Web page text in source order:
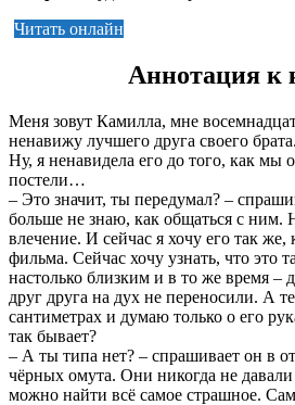
Читать онлайн
Аннотация к
Меня зовут Камилла, мне
ненавижу лучшего друга своего брата.
Ну, я ненавидела его до того, как мы
постели…
– Это значит, ты передумал? –
больше не знаю, как общаться с ним.
влечение. И сейчас я хочу его так же,
фильма. Сейчас хочу узнать, что это
настолько близким и в то же время –
друг друга на дух не переносили. А
сантиметрах и думаю только о его
так бывает?
– А ты типа нет? – спрашивает он в
чёрных омута. Они никогда не
можно найти всё самое страшное.